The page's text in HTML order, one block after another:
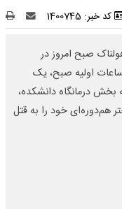
کد خبر: 1400745
صبح امروز در
اولیه صبح، یک
بخش درمانگاه دانشکده،
خود را به قتل